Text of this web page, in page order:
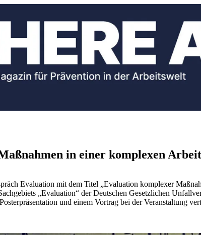
in einer komplexen
Evaluation mit dem Titel „Evaluation komplexer
„Evaluation“ der Deutschen Gesetzlichen
und einem Vortrag bei der Veranstaltung